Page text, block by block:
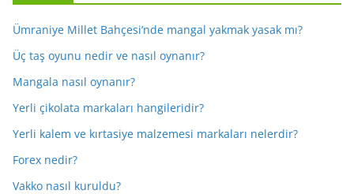
Ümraniye Millet Bahçesi’nde mangal yakmak yasak mı?
Üç taş oyunu nedir ve nasıl oynanır?
Mangala nasıl oynanır?
Yerli çikolata markaları hangileridir?
Yerli kalem ve kırtasiye malzemesi markaları nelerdir?
Forex nedir?
Vakko nasıl kuruldu?